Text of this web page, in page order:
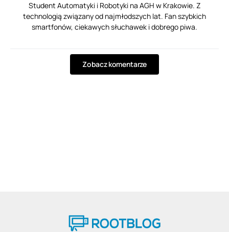
Student Automatyki i Robotyki na AGH w Krakowie. Z
technologią związany od najmłodszych lat. Fan szybkich
smartfonów, ciekawych słuchawek i dobrego piwa.
Zobacz komentarze